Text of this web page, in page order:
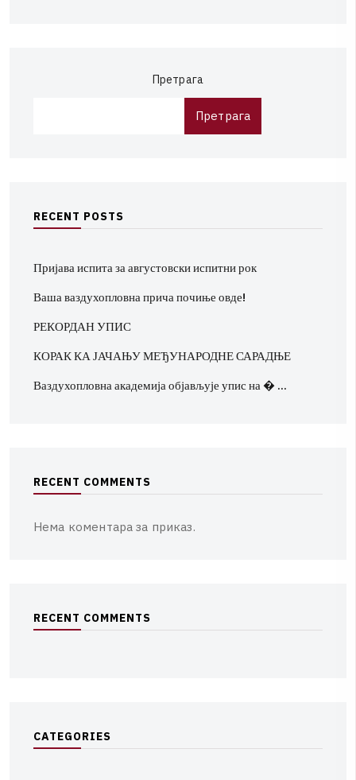
Претрага
Претрага
RECENT POSTS
Пријава испита за августовски испитни рок
Ваша ваздухопловна прича почиње овде!
РЕКОРДАН УПИС
КОРАК КА ЈАЧАЊУ МЕЂУНАРОДНЕ САРАДЊЕ
Ваздухопловна академија објављује упис на � …
RECENT COMMENTS
Нема коментара за приказ.
RECENT COMMENTS
CATEGORIES